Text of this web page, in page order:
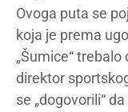
Ovoga puta se
koja je prema
„Šumice“
direktor
se „dogovorili“